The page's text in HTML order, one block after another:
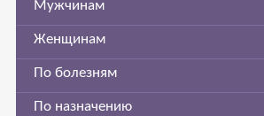
Мужчинам
Женщинам
По болезням
По назначению